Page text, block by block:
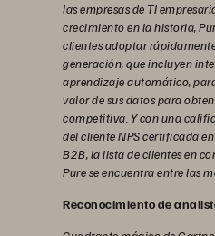
las empresas de TI
crecimiento en la historia,
clientes adoptar
generación, que incluyen
aprendizaje automático,
valor de sus datos para
competitiva. Y con una
del cliente NPS certificada
B2B, la lista de clientes en
Pure se encuentra entre las
Reconocimiento de